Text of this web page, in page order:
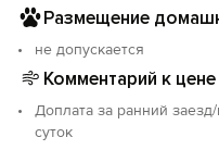
возвращаются.
При заселении
возвращается после
выезда до 15:00 часов.
Запрещается:
Размещение
не допускается
Комментарий к цене
Доплата за ранний
суток